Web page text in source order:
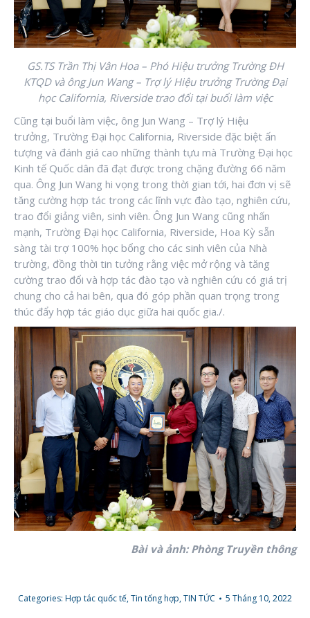
GS.TS Trần Thị Vân Hoa – Phó Hiệu trưởng Trường ĐH
KTQD và ông Jun Wang – Trợ lý Hiệu trưởng Trường Đại
học California, Riverside trao đổi tại buổi làm việc
Cũng tại buổi làm việc, ông Jun Wang – Trợ lý Hiệu
trưởng, Trường Đại học California, Riverside đặc biệt ấn
tượng và đánh giá cao những thành tựu mà Trường Đại học
Kinh tế Quốc dân đã đạt được trong chặng đường 66 năm
qua. Ông Jun Wang hi vọng trong thời gian tới, hai đơn vị sẽ
tăng cường hợp tác trong các lĩnh vực đào tạo, nghiên cứu,
trao đổi giảng viên, sinh viên. Ông Jun Wang cũng nhấn
mạnh, Trường Đại học California, Riverside, Hoa Kỳ sẵn
sàng tài trợ 100% học bổng cho các sinh viên của Nhà
trường, đồng thời tin tưởng rằng việc mở rộng và tăng
cường trao đổi và hợp tác đào tạo và nghiên cứu có giá trị
chung cho cả hai bên, qua đó góp phần quan trọng trong
thúc đẩy hợp tác giáo dục giữa hai quốc gia./.
Bài và ảnh: Phòng Truyền thông
Categories: Hợp tác quốc tế,Tin tổng hợp,TIN TỨC 5 Tháng 10, 2022